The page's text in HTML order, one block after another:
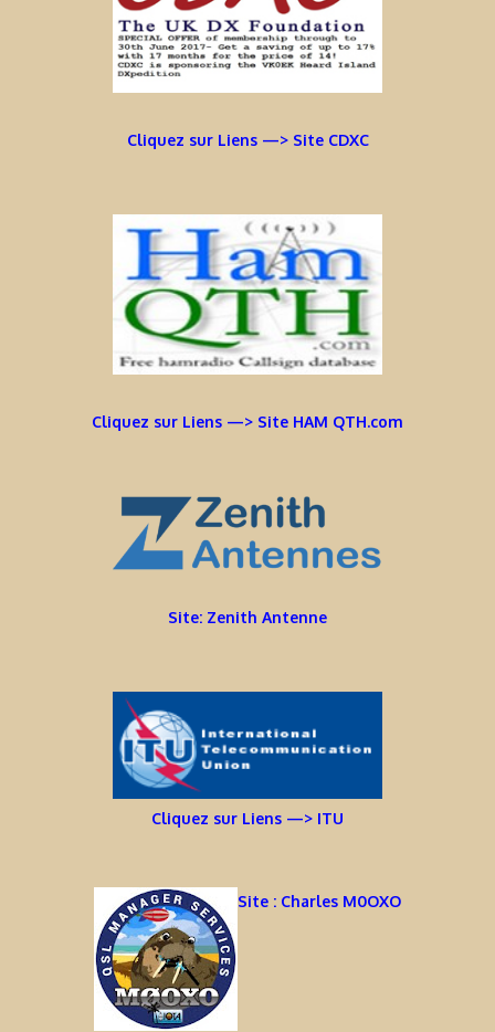
Cliquez sur Liens —> Site CDXC
Cliquez sur Liens —> Site HAM QTH.com
Site: Zenith Antenne
Cliquez sur Liens —> ITU
Site : Charles M0OXO